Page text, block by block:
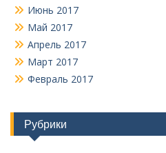
Июнь 2017
Май 2017
Апрель 2017
Март 2017
Февраль 2017
Рубрики